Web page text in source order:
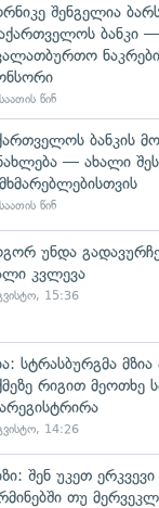
შენგელია
ბანკი
წინ
ბანკის
— ახალი
წინ
უნდა
კვლევა
15:36
სტრასბურგმა
რიგით მეოთხე
14:26
შენ უკეთ
თუ